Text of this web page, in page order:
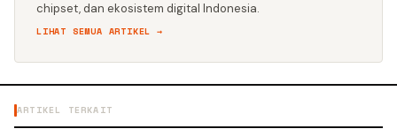
chipset, dan ekosistem digital Indonesia.
LIHAT SEMUA ARTIKEL →
ARTIKEL TERKAIT